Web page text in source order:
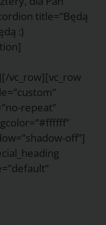
title=”Będą
:)
vc_row][vc_row
repeat”
off”]